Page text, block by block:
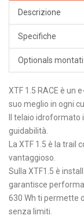
Descrizione
Specifiche
Optionals montati
XTF 1.5 RACE è un
suo meglio in ogni
Il telaio
guidabilità.
La XTF 1.5 è la
vantaggioso.
Sulla XTF1.5 è
garantisce
630 Wh ti permette
senza limiti.